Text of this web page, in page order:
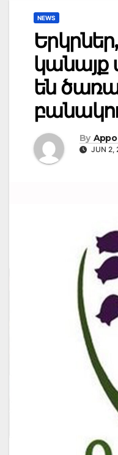
NEWS
են
By Appo
JUN 2,